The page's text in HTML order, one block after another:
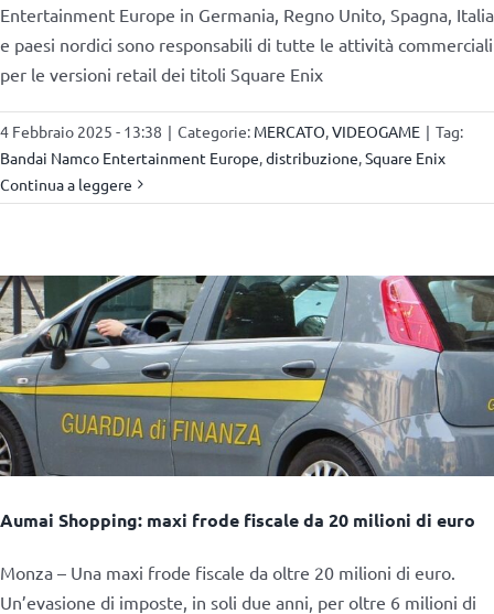
Entertainment Europe in Germania, Regno Unito, Spagna, Italia
e paesi nordici sono responsabili di tutte le attività commerciali
per le versioni retail dei titoli Square Enix
4 Febbraio 2025 - 13:38 | Categorie: MERCATO,VIDEOGAME | Tag:
Bandai Namco Entertainment Europe,distribuzione,Square Enix
Continua a leggere
Aumai Shopping: maxi frode fiscale da 20 milioni di euro
Monza – Una maxi frode fiscale da oltre 20 milioni di euro.
Un’evasione di imposte, in soli due anni, per oltre 6 milioni di